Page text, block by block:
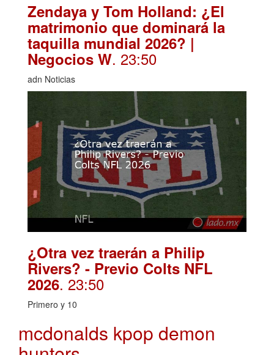
Zendaya y Tom Holland: ¿El
matrimonio que dominará la
taquilla mundial 2026? |
Negocios W. 23:50
adn Noticias
¿Otra vez traerán a Philip
Rivers? - Previo Colts NFL
2026. 23:50
Primero y 10
mcdonalds kpop demon